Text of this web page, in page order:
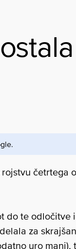
četrtega
do te odločitve
za skrajšan
uro manj),